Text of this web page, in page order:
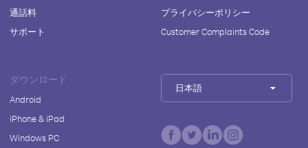
通話料
サポート
プライバシーポリシー
Customer Complaints Code
ダウンロード
Android
iPhone & iPad
Windows PC
日本語